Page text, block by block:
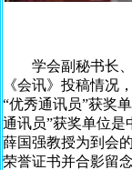
学会副秘书长、
《会讯》投稿情况
“优秀通讯员”获奖
通讯员”获奖单位是
薛国强教授为到会
荣誉证书并合影留念